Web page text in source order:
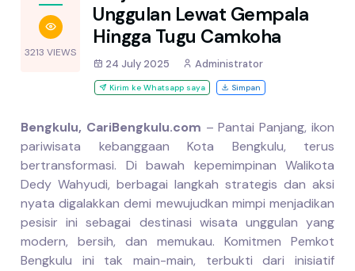
3213 VIEWS
Unggulan Lewat Gempala
Hingga Tugu Camkoha
24 July 2025 Administrator
Kirim ke Whatsapp saya Simpan
Bengkulu, CariBengkulu.com – Pantai Panjang, ikon
pariwisata kebanggaan Kota Bengkulu, terus
bertransformasi. Di bawah kepemimpinan Walikota
Dedy Wahyudi, berbagai langkah strategis dan aksi
nyata digalakkan demi mewujudkan mimpi menjadikan
pesisir ini sebagai destinasi wisata unggulan yang
modern, bersih, dan memukau. Komitmen Pemkot
Bengkulu ini tak main-main, terbukti dari inisiatif